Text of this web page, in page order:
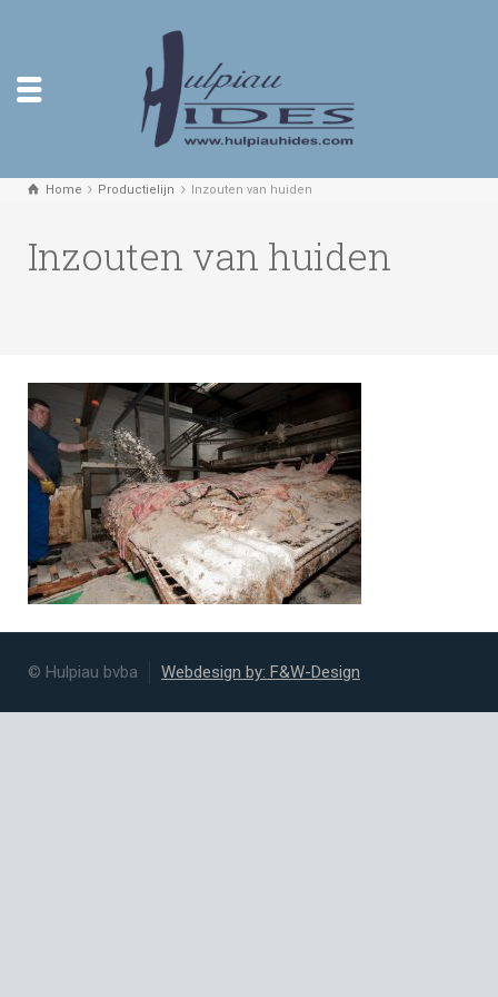
Home Productielijn Inzouten van huiden
Inzouten van huiden
© Hulpiau bvba Webdesign by: F&W-Design